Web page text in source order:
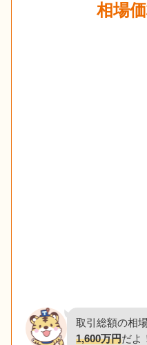
相場
取引総額の相
1,600万円だよ